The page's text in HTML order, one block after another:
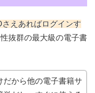
えあればログインす
抜群の最大級の電子書
だから他の電子書籍サ